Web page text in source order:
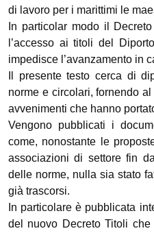
di lavoro per i marittimi le
In particolar modo il
l’accesso ai titoli del
impedisce l’avanzamento in
Il presente testo cerca di
norme e circolari, fornendo
avvenimenti che hanno
Vengono pubblicati i
come, nonostante le
associazioni di settore fin
delle norme, nulla sia stato
già trascorsi.
In particolare è pubblicata
del nuovo Decreto Titoli